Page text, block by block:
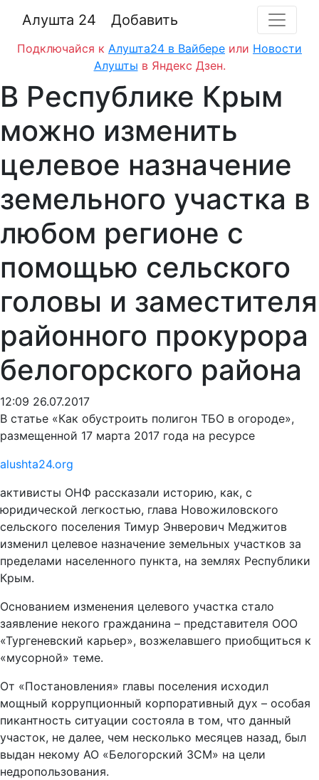
Алушта 24 Добавить
Подключайся к Алушта24 в Вайбере или Новости
Алушты в Яндекс Дзен.
В Республике Крым
можно изменить
целевое назначение
земельного участка в
любом регионе с
помощью сельского
головы и заместителя
районного прокурора
белогорского района
12:09 26.07.2017
В статье «Как обустроить полигон ТБО в огороде»,
размещенной 17 марта 2017 года на ресурсе
alushta24.org
активисты ОНФ рассказали историю, как, с
юридической легкостью, глава Новожиловского
сельского поселения Тимур Энверович Меджитов
изменил целевое назначение земельных участков за
пределами населенного пункта, на землях Республики
Крым.
Основанием изменения целевого участка стало
заявление некого гражданина – представителя ООО
«Тургеневский карьер», возжелавшего приобщиться к
«мусорной» теме.
От «Постановления» главы поселения исходил
мощный коррупционный корпоративный дух – особая
пикантность ситуации состояла в том, что данный
участок, не далее, чем несколько месяцев назад, был
выдан некому АО «Белогорский ЗСМ» на цели
недропользования.